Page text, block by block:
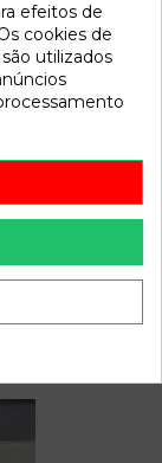
berlina (cak)
OEM
efeitos de
cookies de
utilizados